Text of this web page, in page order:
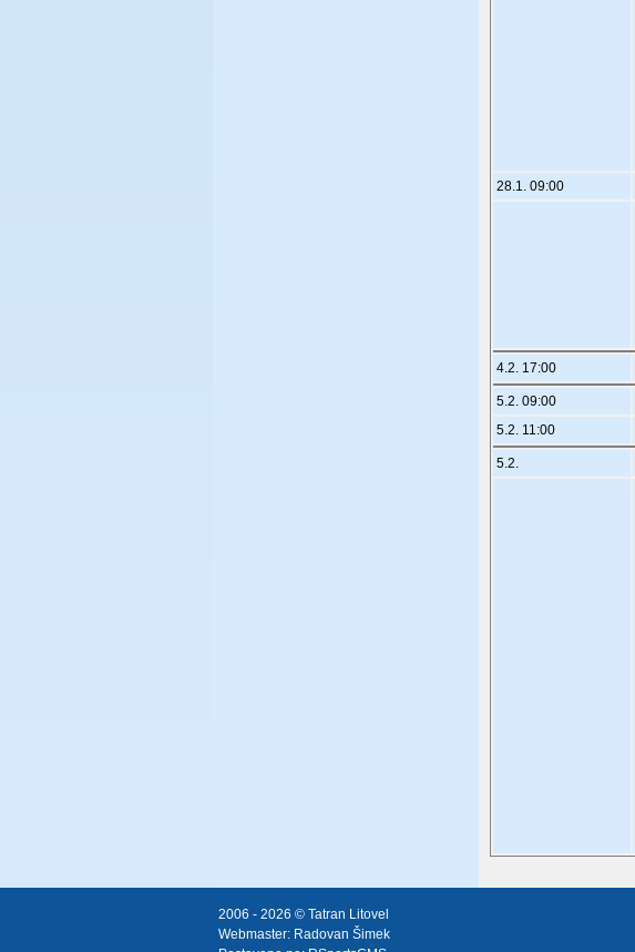
28.1. 09:00
4.2. 17:00
5.2. 09:00
5.2. 11:00
5.2.
2006 - 2026 © Tatran Litovel
Webmaster: Radovan Šimek